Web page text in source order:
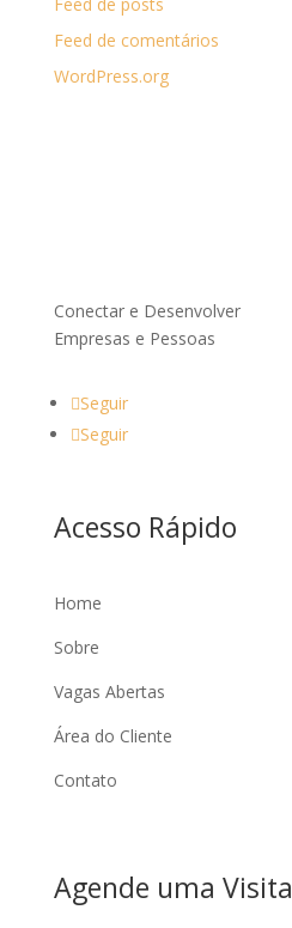
Feed de comentários
WordPress.org
Conectar e Desenvolver
Empresas e Pessoas
Seguir
Seguir
Acesso Rápido
Home
Sobre
Vagas Abertas
Área do Cliente
Contato
Agende uma Visita